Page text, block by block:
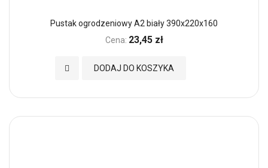
Pustak ogrodzeniowy A2 biały 390x220x160
Cena: 23,45 zł
DODAJ DO KOSZYKA
Dodaj do Ulubionych